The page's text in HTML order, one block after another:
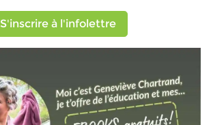
S'inscrire à l'infolettre